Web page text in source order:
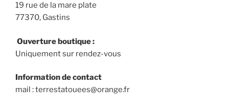
19 rue de la mare plate
77370, Gastins
Ouverture boutique :
Uniquement sur rendez-vous
Information de contact
mail : terrestatouees@orange.fr